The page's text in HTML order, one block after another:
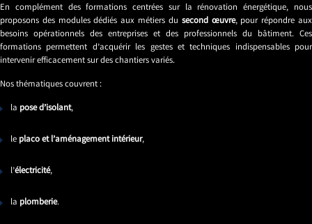
En complément des formations centrées sur la rénovation énergétique, nous
proposons des modules dédiés aux métiers du second œuvre, pour répondre aux
besoins opérationnels des entreprises et des professionnels du bâtiment. Ces
formations permettent d’acquérir les gestes et techniques indispensables pour
intervenir efficacement sur des chantiers variés.
Nos thématiques couvrent :
la pose d’isolant,
le placo et l’aménagement intérieur,
l’électricité,
la plomberie.